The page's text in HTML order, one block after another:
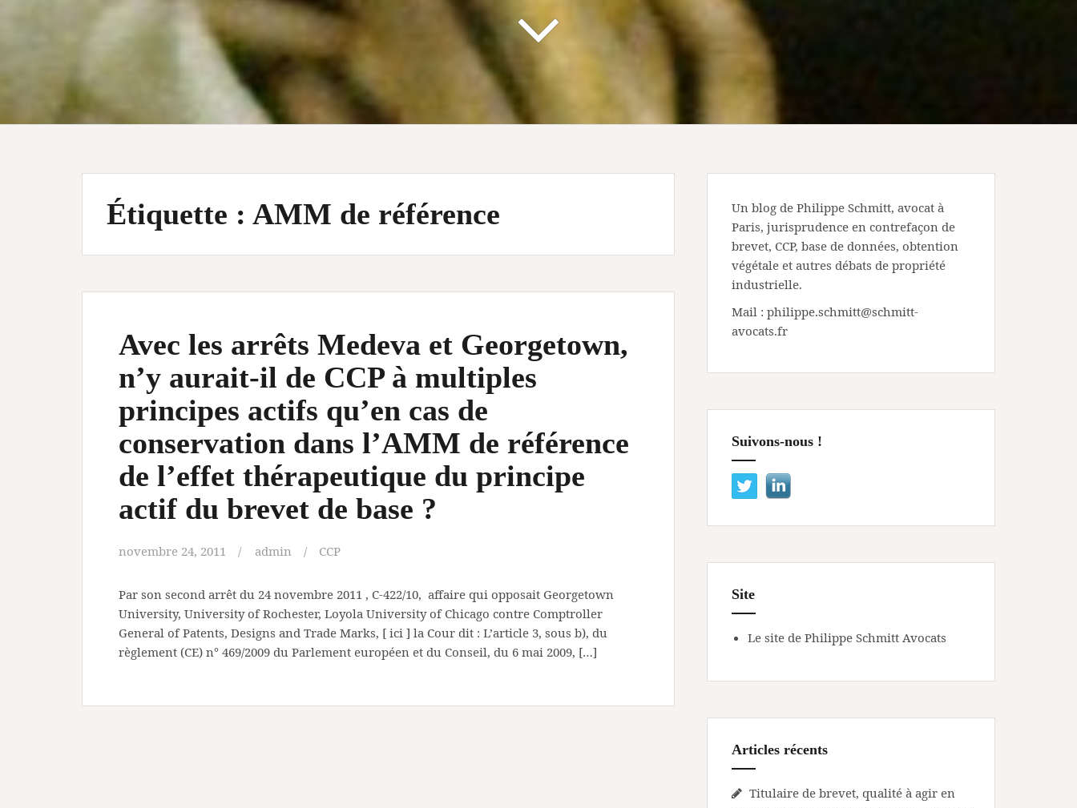
Étiquette : AMM de référence
Avec les arrêts Medeva et Georgetown,
n’y aurait-il de CCP à multiples
principes actifs qu’en cas de
conservation dans l’AMM de référence
de l’effet thérapeutique du principe
actif du brevet de base ?
novembre 24, 2011 admin CCP
Par son second arrêt du 24 novembre 2011 , C‑422/10, affaire qui opposait Georgetown
University, University of Rochester, Loyola University of Chicago contre Comptroller
General of Patents, Designs and Trade Marks, [ ici ] la Cour dit : L’article 3, sous b), du
règlement (CE) n° 469/2009 du Parlement européen et du Conseil, du 6 mai 2009, […]
Un blog de Philippe Schmitt, avocat à
Paris, jurisprudence en contrefaçon de
brevet, CCP, base de données, obtention
végétale et autres débats de propriété
industrielle.
Mail : philippe.schmitt@schmitt-
avocats.fr
Suivons-nous !
Site
Le site de Philippe Schmitt Avocats
Articles récents
Titulaire de brevet, qualité à agir en